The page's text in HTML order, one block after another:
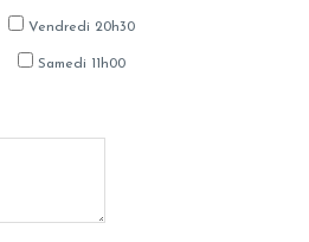
Vendredi 20h30
Samedi 11h00